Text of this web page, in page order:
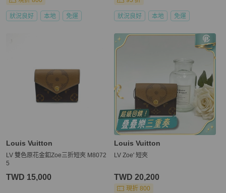
狀況良好 本地 免運 狀況良好 本地 免運
Louis Vuitton
LV 雙色原花金釦Zoe三折短夾 M8072
5
TWD 15,000
Louis Vuitton
LV Zoe' 短夾
TWD 20,200
現折 800